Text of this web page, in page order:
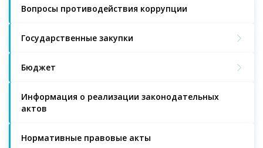
Вопросы противодействия коррупции
Государственные закупки
Бюджет
Информация о реализации законодательных
актов
Нормативные правовые акты